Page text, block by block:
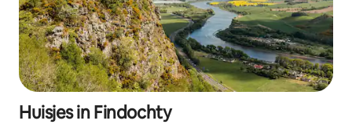
Huisjes in Findochty